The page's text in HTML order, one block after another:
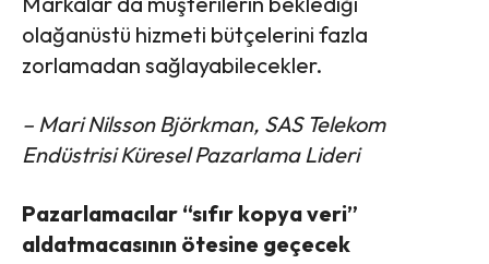
olağanüstü hizmeti bütçelerini fazla
zorlamadan sağlayabilecekler.
– Mari Nilsson Björkman, SAS Telekom
Endüstrisi Küresel Pazarlama Lideri
Pazarlamacılar “sıfır kopya veri”
aldatmacasının ötesine geçecek